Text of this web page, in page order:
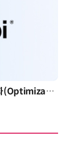
AI 시대의 의사결정을 바꾸는 수리최적화(Optimization): 실제 산업 적용 사례와 활용 전략